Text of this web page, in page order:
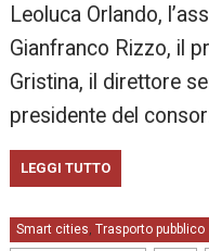
Leoluca Orlando,
Gianfranco Rizzo, il
Gristina, il direttore
presidente del
LEGGI TUTTO
Smart cities,Trasporto pubblico